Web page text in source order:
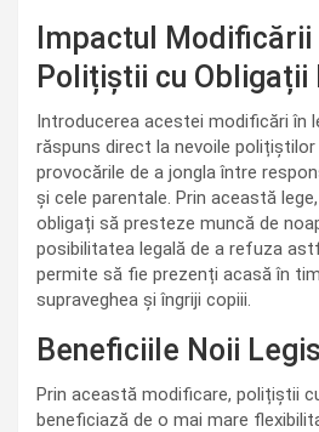
Impactul
Polițiștii cu Obligații
Introducerea acestei modificări în
răspuns direct la nevoile
provocările de a jongla între
și cele parentale. Prin această
obligați să presteze muncă de
posibilitatea legală de a refuza
permite să fie prezenți acasă în
supraveghea și îngriji copiii.
Beneficiile Noii
Prin această modificare, polițiștii
beneficiază de o mai mare